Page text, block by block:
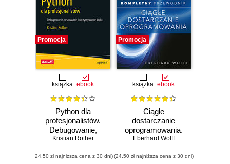
Promocja
książka ebook
Python dla
profesjonalistów.
Debugowanie,
testowanie i
kodu
Kristian Rother
(24,50 zł najniższa cena z 30 dni)
Promocja
książka ebook
Ciągłe
dostarczanie
oprogramowania.
Kompletny
Eberhard Wolff
(24,50 zł najniższa cena z 30 dni)